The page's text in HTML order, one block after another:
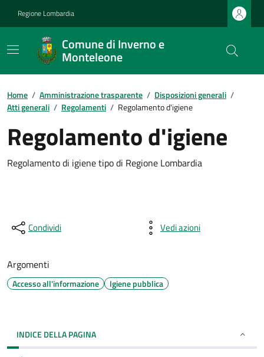
Regione Lombardia
Comune di Inverno e
Monteleone
Home / Amministrazione trasparente / Disposizioni generali /
Atti generali / Regolamenti / Regolamento d'igiene
Regolamento d'igiene
Regolamento di igiene tipo di Regione Lombardia
Condividi Vedi azioni
Argomenti
Accesso all'informazione Igiene pubblica
INDICE DELLA PAGINA